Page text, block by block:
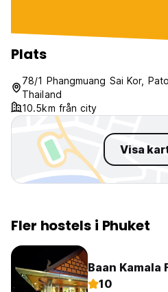
Plats
78/1 Phangmuang Sai Kor,
Thailand
10.5km från city
Visa
Fler hostels i Phuket
Baan Kamala
10